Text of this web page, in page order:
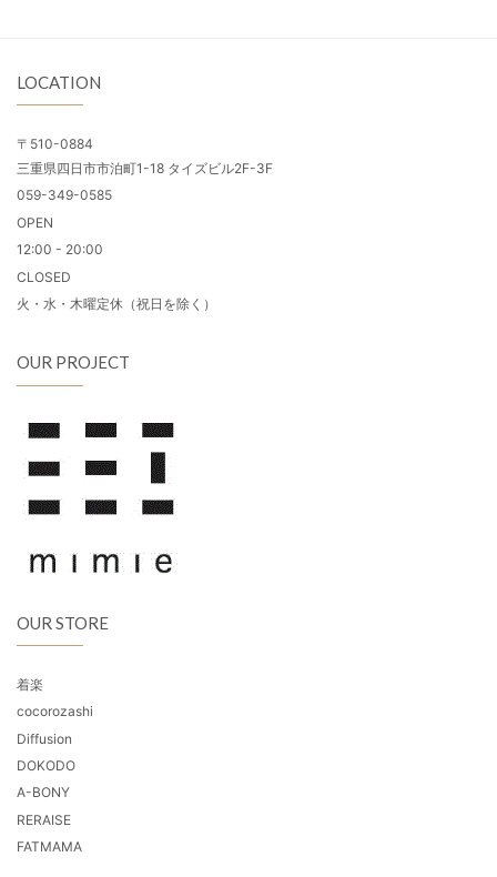
LOCATION
〒510-0884
三重県四日市市泊町1-18 タイズビル2F-3F
059-349-0585
OPEN
12:00 - 20:00
CLOSED
火・水・木曜定休（祝日を除く）
OUR PROJECT
OUR STORE
着楽
cocorozashi
Diffusion
DOKODO
A-BONY
RERAISE
FATMAMA